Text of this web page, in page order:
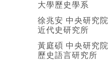
大學歷史學系
徐兆安 中央研究院
近代史研究所
黃庭碩 中央研究院
歷史語言研究所